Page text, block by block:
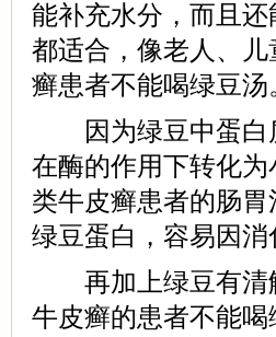
能补充水分，而且
都适合，像老人、
癣患者不能喝绿豆汤
因为绿豆中蛋白
在酶的作用下转化
类牛皮癣患者的肠
绿豆蛋白，容易因消
再加上绿豆有清
牛皮癣的患者不能